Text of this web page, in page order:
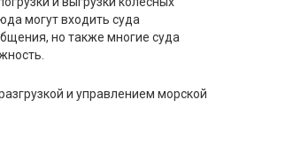
могут входить суда
но также многие суда
и управлением морской